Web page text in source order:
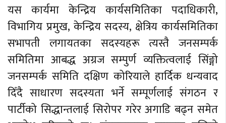
यस कार्यमा केन्द्रिय कार्यसमितिका पदाधिकारी,
विभागिय प्रमुख, केन्द्रिय सदस्य, क्षेत्रिय कार्यसमितिका
सभापती लगायतका सदस्यहरू त्यस्तै जनसम्पर्क
समितिमा आबद्ध अग्रज सम्पुर्ण व्यक्तित्वलाई सिंङ्गो
जनसम्पर्क समिति दक्षिण कोरियाले हार्दिक धन्यवाद
दिँदै साधारण सदस्यता भर्ने सम्पूर्णलाई संगठन र
पार्टीको सिद्धान्तलाई सिरोपर गरेर अगाडि बढ्न समेत